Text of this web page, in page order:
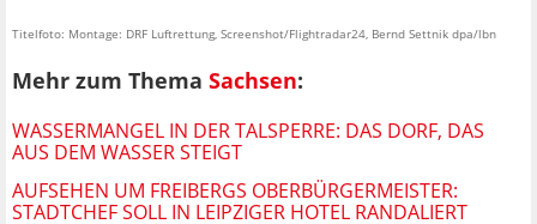
Titelfoto: Montage: DRF Luftrettung, Screenshot/Flightradar24, Bernd Settnik dpa/lbn
Mehr zum Thema Sachsen:
WASSERMANGEL IN DER TALSPERRE: DAS DORF, DAS
AUS DEM WASSER STEIGT
AUFSEHEN UM FREIBERGS OBERBÜRGERMEISTER:
STADTCHEF SOLL IN LEIPZIGER HOTEL RANDALIERT